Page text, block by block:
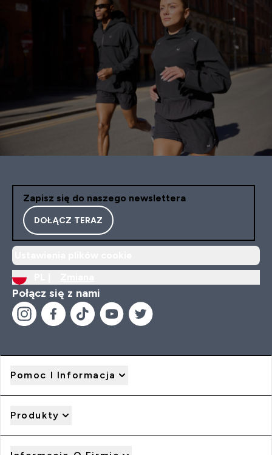
Zapisz się do naszego newslettera
DOŁĄCZ TERAZ
Połącz się z nami
Pomoc I Informacja
Produkty